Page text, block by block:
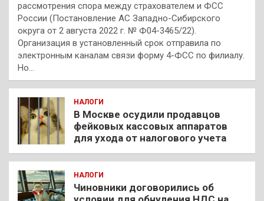
рассмотрения спора между страхователем и ФСС
России (Постановление АС Западно-Сибирского
округа от 2 августа 2022 г. № Ф04-3465/22).
Организация в установленный срок отправила по
электронным каналам связи форму 4-ФСС по филиалу.
Но…
НАЛОГИ
В Москве осудили продавцов
фейковых кассовых аппаратов
для ухода от налогового учета
НАЛОГИ
Чиновники договорились об